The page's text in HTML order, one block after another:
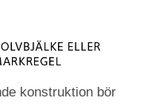
konstruktion bör